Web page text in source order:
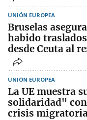
UNIÓN EUROPEA
Bruselas
habido
desde Ceuta al
UNIÓN EUROPEA
La UE muestra
solidaridad"
crisis migratoria